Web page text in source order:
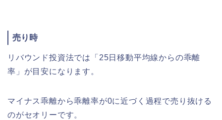
売り時
リバウンド投資法では「25日移動平均線からの乖離
率」が目安になります。
マイナス乖離から乖離率が0に近づく過程で売り抜ける
のがセオリーです。